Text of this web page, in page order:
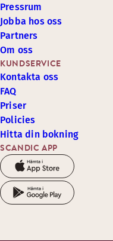
SCANDIC APP
KUNDSERVICE
Kontakta oss
FAQ
Priser
Policies
Hitta din bokning
Pressrum
Jobba hos oss
Partners
Om oss